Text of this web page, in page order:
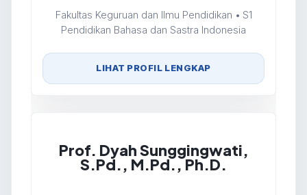
Fakultas Keguruan dan Ilmu Pendidikan • S1
Pendidikan Bahasa dan Sastra Indonesia
LIHAT PROFIL LENGKAP
Prof. Dyah Sunggingwati,
S.Pd., M.Pd., Ph.D.